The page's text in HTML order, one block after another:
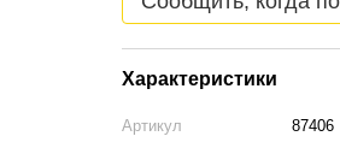
Характеристики
Артикул
87406